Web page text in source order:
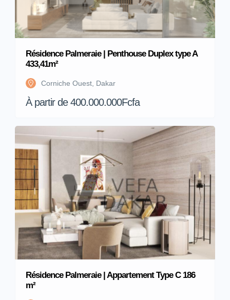
Résidence Palmeraie | Penthouse Duplex type A
433,41m²
Corniche Ouest, Dakar
À partir de 400.000.000Fcfa
Résidence Palmeraie | Appartement Type C 186
m²